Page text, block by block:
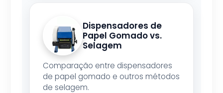
Dispensadores de
Papel Gomado vs.
Selagem
Comparação entre dispensadores
de papel gomado e outros métodos
de selagem.